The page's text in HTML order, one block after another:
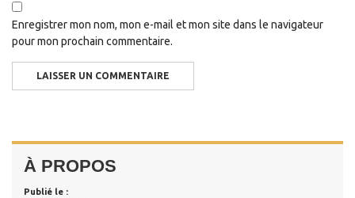
Enregistrer mon nom, mon e-mail et mon site dans le navigateur
pour mon prochain commentaire.
À PROPOS
Publié le :